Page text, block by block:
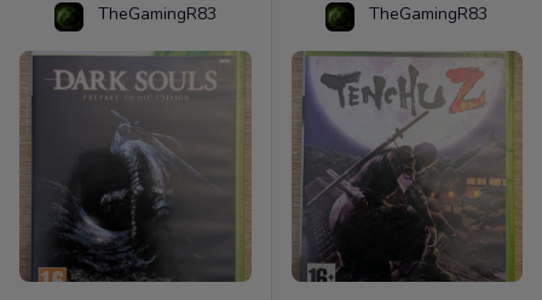
TheGamingR83 TheGamingR83